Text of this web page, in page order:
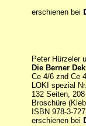
erschienen bei
Peter Hürzeler
Die Berner
Ce 4/6 znd Ce
LOKI spezial
132 Seiten,
Broschüre
ISBN 978-3-
erschienen bei